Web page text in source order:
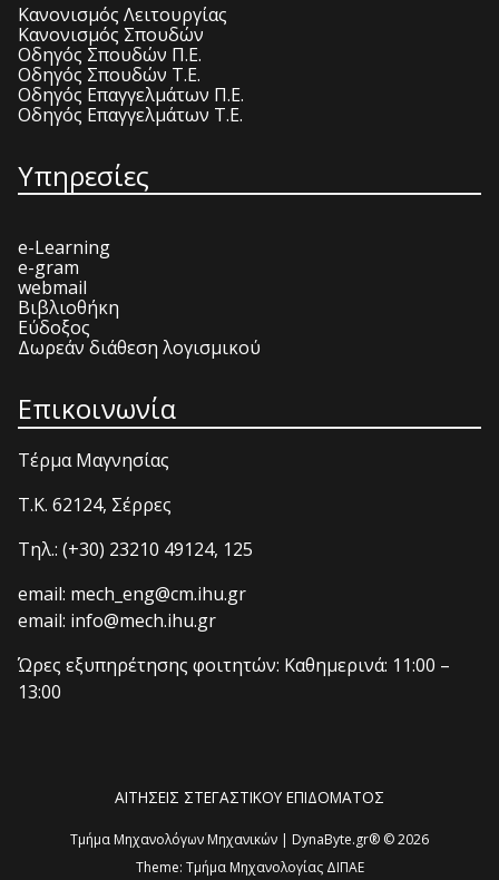
Κανονισμός Λειτουργίας
Κανονισμός Σπουδών
Οδηγός Σπουδών Π.Ε.
Οδηγός Σπουδών Τ.Ε.
Οδηγός Επαγγελμάτων Π.Ε.
Οδηγός Επαγγελμάτων Τ.Ε.
Υπηρεσίες
e-Learning
e-gram
webmail
Βιβλιοθήκη
Εύδοξος
Δωρεάν διάθεση λογισμικού
Επικοινωνία
Τέρμα Μαγνησίας
T.K. 62124, Σέρρες
Τηλ.: (+30) 23210 49124, 125
email: mech_eng@cm.ihu.gr
email: info@mech.ihu.gr
Ώρες εξυπηρέτησης φοιτητών: Καθημερινά: 11:00 –
13:00
ΑΙΤΗΣΕΙΣ ΣΤΕΓΑΣΤΙΚΟΥ ΕΠΙΔΟΜΑΤΟΣ
Τμήμα Μηχανολόγων Μηχανικών | DynaByte.gr® © 2026
Theme: Τμήμα Μηχανολογίας ΔΙΠΑΕ